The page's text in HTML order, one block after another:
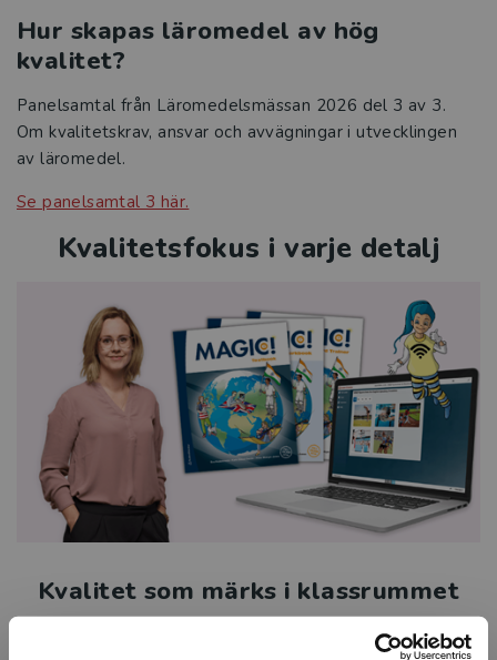
Hur skapas läromedel av hög
kvalitet?
Panelsamtal från Läromedelsmässan 2026 del 3 av 3.
Om kvalitetskrav, ansvar och avvägningar i utvecklingen
av läromedel.
Se panelsamtal 3 här.
Kvalitetsfokus i varje detalj
Kvalitet som märks i klassrummet
är ett läromedel som år efter år hjälper elever